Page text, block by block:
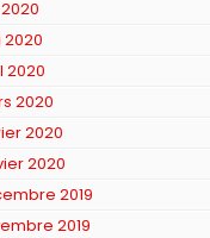
2020
2020
2020
2020
2019
2019